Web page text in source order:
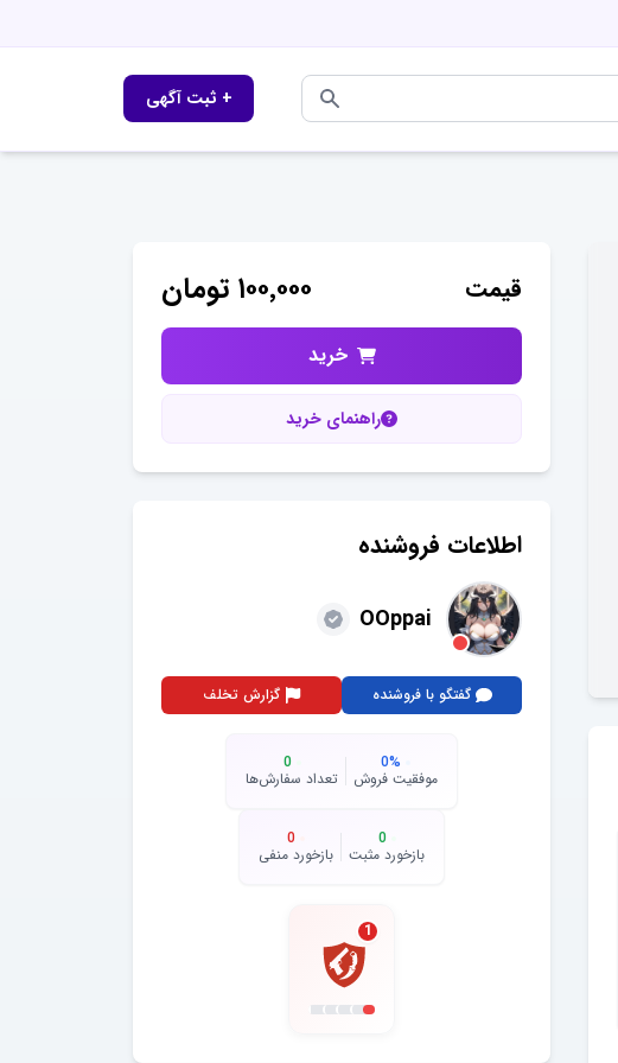
+ ثبت آگهی
قیمت ۱۰۰٬۰۰۰ تومان
خرید
راهنمای خرید
اطلاعات فروشنده
OOppai
گفتگو با فروشنده گزارش تخلف
0%
موفقیت فروش
0
تعداد سفارش‌ها
0
بازخورد مثبت
0
بازخورد منفی
1